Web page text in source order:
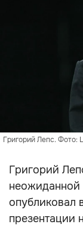
Григорий Лепс. Фото:
Григорий
опубликовал
презентации